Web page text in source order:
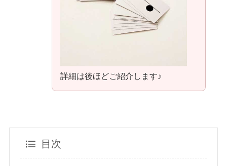
詳細は後ほどご紹介します♪
目次